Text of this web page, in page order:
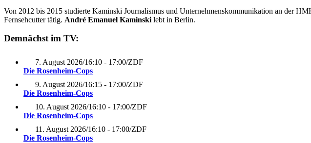
Von 2012 bis 2015 studierte Kaminski Journalismus und Unternehmenskommunikation an der
Fernsehcutter tätig. André Emanuel Kaminski lebt in Berlin.
Demnächst im TV:
7. August 2026/16:10 - 17:00/ZDF
Die Rosenheim-Cops
9. August 2026/16:15 - 17:00/ZDF
Die Rosenheim-Cops
10. August 2026/16:10 - 17:00/ZDF
Die Rosenheim-Cops
11. August 2026/16:10 - 17:00/ZDF
Die Rosenheim-Cops